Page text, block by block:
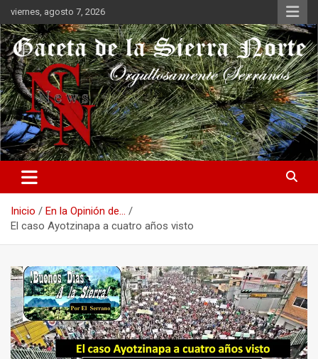
Saltar
al
contenido
viernes, agosto 7, 2026
Gaceta de la Sierra Norte
Orgullosamente Serranos
Inicio
En la Opinión de...
El caso Ayotzinapa a cuatro años visto